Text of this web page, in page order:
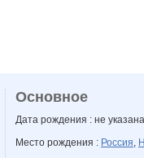
Основное
Дата рождения : не указана
Место рождения : Россия,